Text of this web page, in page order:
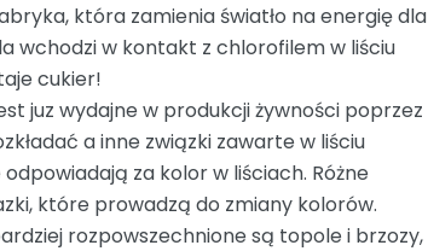
która zamienia światło na energię dla
wchodzi w kontakt z chlorofilem w liściu
cukier!
juz wydajne w produkcji żywności poprzez
a inne związki zawarte w liściu
za kolor w liściach. Różne
które prowadzą do zmiany kolorów.
rozpowszechnione są topole i brzozy,